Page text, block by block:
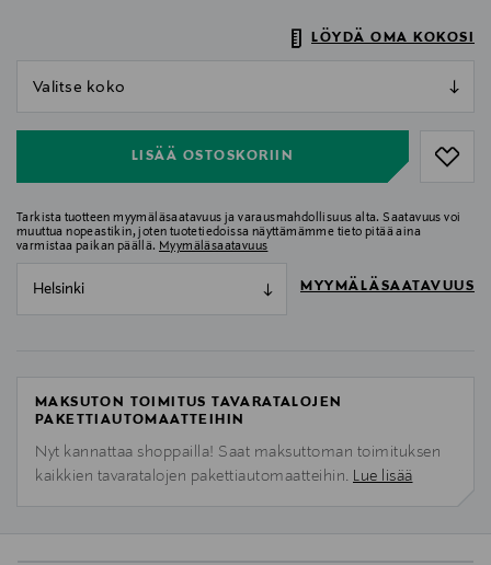
LÖYDÄ OMA KOKOSI
LISÄÄ OSTOSKORIIN
Tarkista tuotteen myymäläsaatavuus ja varausmahdollisuus alta. Saatavuus voi
muuttua nopeastikin, joten tuotetiedoissa näyttämämme tieto pitää aina
varmistaa paikan päällä. Myymäläsaatavuus
Helsinki MYYMÄLÄSAATAVUUS
MAKSUTON TOIMITUS TAVARATALOJEN
PAKETTIAUTOMAATTEIHIN
Nyt kannattaa shoppailla! Saat maksuttoman toimituksen
kaikkien tavaratalojen pakettiautomaatteihin. Lue lisää